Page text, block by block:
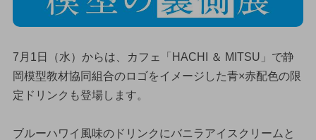
7月1日（水）からは、カフェ「HACHI ＆ MITSU」で静
岡模型教材協同組合のロゴをイメージした青×赤配色の限
定ドリンクも登場します。
ブルーハワイ風味のドリンクにバニラアイスクリームと